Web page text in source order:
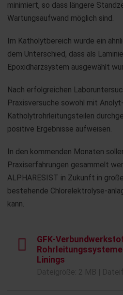
minimiert, so dass längere
Wartungsaufwand möglich sind.
Im Katholytbereich wurde ein
dem Unterschied, dass als
Epoxidharzsystem ausgewählt
Nach erfolgreichen
Praxisversuche sowohl mit
Katholytrohrleitungsteilen
positive Ergebnisse aufweisen.
In den kommenden Monaten
Praxiserfahrungen gesammelt
ALPHARESIST in Zukunft in
bestehende Chlorelektrolyse-
kann.
GFK-
Linings